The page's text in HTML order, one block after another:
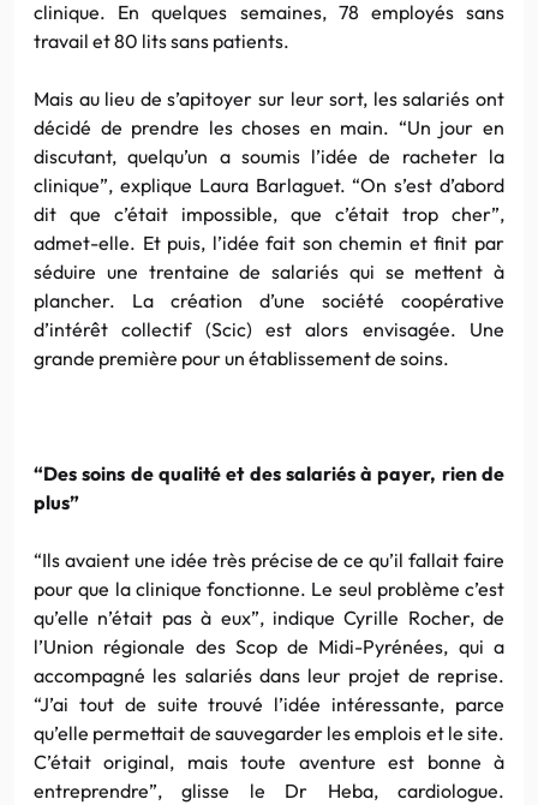
clinique. En quelques semaines, 78 employés sans
travail et 80 lits sans patients.
Mais au lieu de s’apitoyer sur leur sort, les salariés ont
décidé de prendre les choses en main. “Un jour en
discutant, quelqu’un a soumis l’idée de racheter la
clinique”, explique Laura Barlaguet. “On s’est d’abord
dit que c’était impossible, que c’était trop cher”,
admet-elle. Et puis, l’idée fait son chemin et finit par
séduire une trentaine de salariés qui se mettent à
plancher. La création d’une société coopérative
d’intérêt collectif (Scic) est alors envisagée. Une
grande première pour un établissement de soins.
“Des soins de qualité et des salariés à payer, rien de
plus”
“Ils avaient une idée très précise de ce qu’il fallait faire
pour que la clinique fonctionne. Le seul problème c’est
qu’elle n’était pas à eux”, indique Cyrille Rocher, de
l’Union régionale des Scop de Midi-Pyrénées, qui a
accompagné les salariés dans leur projet de reprise.
“J’ai tout de suite trouvé l’idée intéressante, parce
qu’elle permettait de sauvegarder les emplois et le site.
C’était original, mais toute aventure est bonne à
entreprendre”, glisse le Dr Heba, cardiologue.